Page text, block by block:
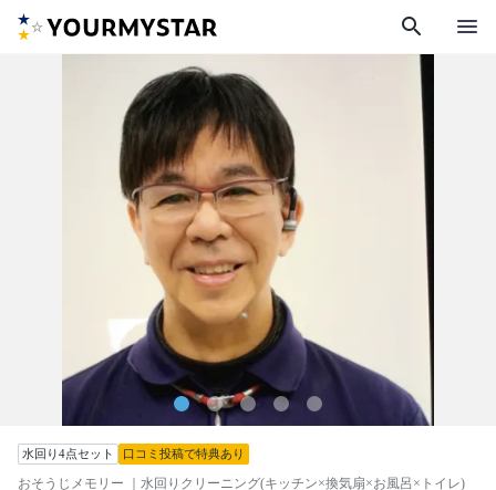
search menu
水回り4点セット 口コミ投稿で特典あり
おそうじメモリー ｜水回りクリーニング(キッチン×換気扇×お風呂×トイレ)